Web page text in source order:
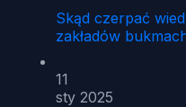
Skąd czerpać
zakładów
11
sty 2025